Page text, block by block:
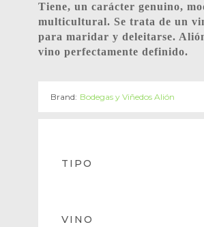
Tiene, un carácter genuino,
multicultural. Se trata de un
para maridar y deleitarse.
vino perfectamente definido.
Brand: Bodegas y Viñedos Alión
TIPO
VINO